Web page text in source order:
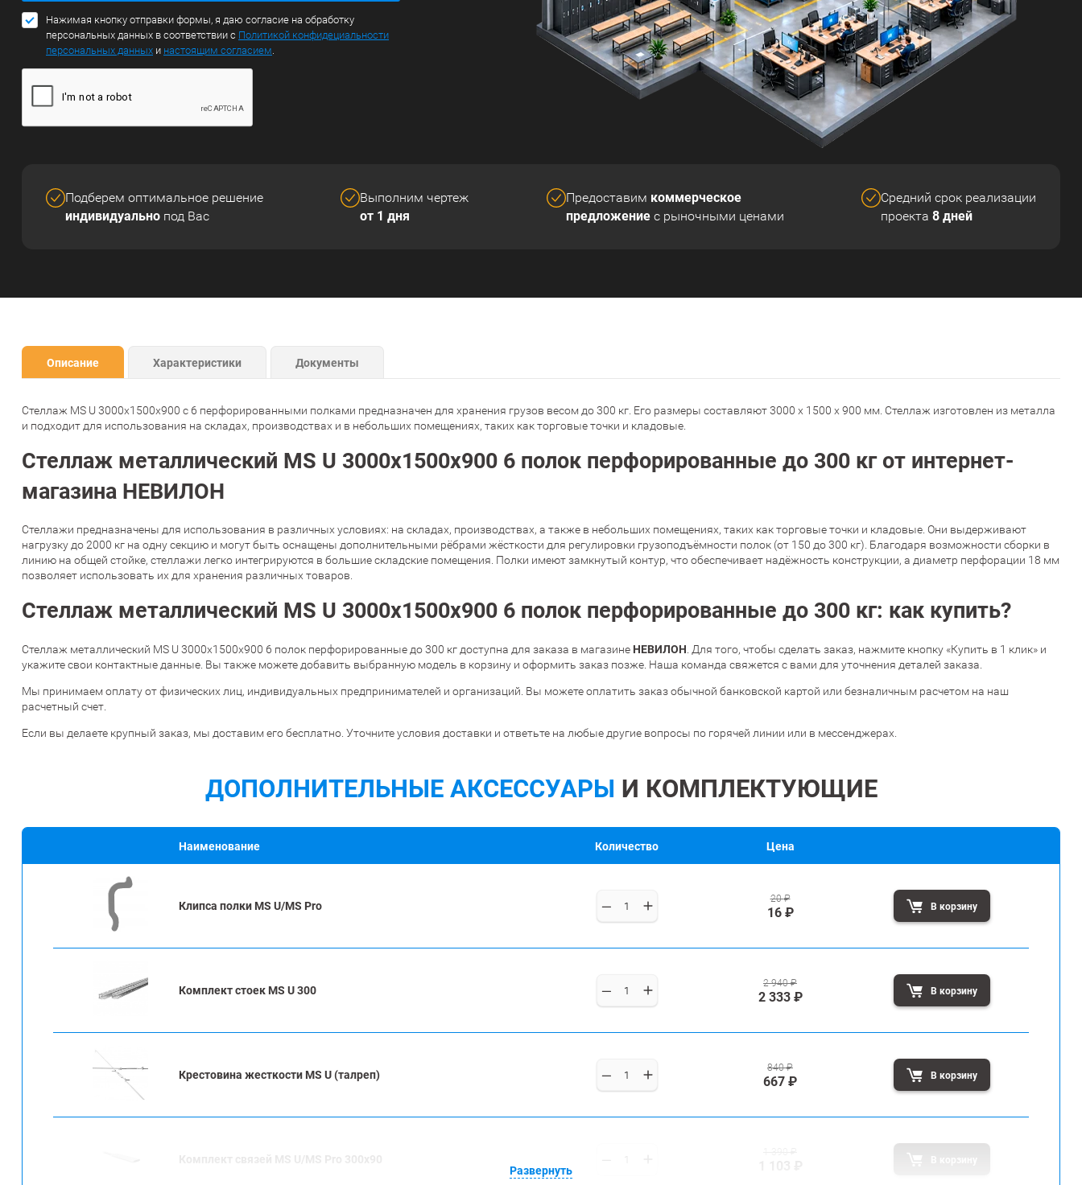
Нажимая кнопку отправки формы, я даю согласие на обработку
персональных данных в соответствии с Политикой конфидециальности
персональных данных и настоящим согласием.
Подберем оптимальное решение
индивидуально под Вас
Выполним чертеж
от 1 дня
Предоставим коммерческое
предложениес рыночными ценами
Средний срок реализации
проекта 8 дней
Описание Характеристики Документы
Стеллаж MS U 3000x1500x900 с 6 перфорированными полками предназначен для хранения грузов весом до 300 кг. Его размеры составляют 3000 x 1500 x 900 мм. Стеллаж изготовлен из металла
и подходит для использования на складах, производствах и в небольших помещениях, таких как торговые точки и кладовые.
Стеллаж металлический MS U 3000х1500х900 6 полок перфорированные до 300 кг от интернет-
магазина НЕВИЛОН
Стеллажи предназначены для использования в различных условиях: на складах, производствах, а также в небольших помещениях, таких как торговые точки и кладовые. Они выдерживают
нагрузку до 2000 кг на одну секцию и могут быть оснащены дополнительными рёбрами жёсткости для регулировки грузоподъёмности полок (от 150 до 300 кг). Благодаря возможности сборки в
линию на общей стойке, стеллажи легко интегрируются в большие складские помещения. Полки имеют замкнутый контур, что обеспечивает надёжность конструкции, а диаметр перфорации 18 мм
позволяет использовать их для хранения различных товаров.
Стеллаж металлический MS U 3000х1500х900 6 полок перфорированные до 300 кг: как купить?
Стеллаж металлический MS U 3000х1500х900 6 полок перфорированные до 300 кг доступна для заказа в магазине НЕВИЛОН. Для того, чтобы сделать заказ, нажмите кнопку «Купить в 1 клик» и
укажите свои контактные данные. Вы также можете добавить выбранную модель в корзину и оформить заказ позже. Наша команда свяжется с вами для уточнения деталей заказа.
Мы принимаем оплату от физических лиц, индивидуальных предпринимателей и организаций. Вы можете оплатить заказ обычной банковской картой или безналичным расчетом на наш
расчетный счет.
Если вы делаете крупный заказ, мы доставим его бесплатно. Уточните условия доставки и ответьте на любые другие вопросы по горячей линии или в мессенджерах.
ДОПОЛНИТЕЛЬНЫЕ АКСЕССУАРЫ И КОМПЛЕКТУЮЩИЕ
Наименование Количество Цена
Клипса полки MS U/MS Pro 16₽
20₽
В корзину
Комплект стоек MS U 300 2 333₽
2 940₽
В корзину
Крестовина жесткости MS U (талреп) 667₽
840₽
В корзину
Комплект связей MS U/MS Pro 300x90 В корзину
Развернуть